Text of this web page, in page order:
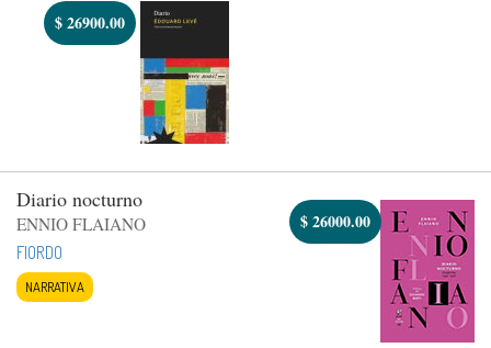
$26900.00
Diario nocturno
ENNIO FLAIANO
FIORDO
NARRATIVA
$26000.00